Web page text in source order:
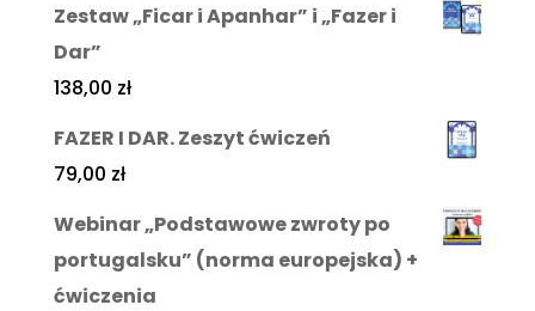
Zestaw „Ficar i Apanhar” i „Fazer i
Dar”
138,00 zł
FAZER I DAR. Zeszyt ćwiczeń
79,00 zł
Webinar „Podstawowe zwroty po
portugalsku” (norma europejska) +
ćwiczenia